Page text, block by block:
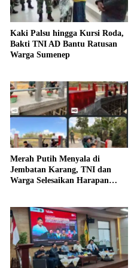
Kaki Palsu hingga Kursi Roda,
Bakti TNI AD Bantu Ratusan
Warga Sumenep
Merah Putih Menyala di
Jembatan Karang, TNI dan
Warga Selesaikan Harapan